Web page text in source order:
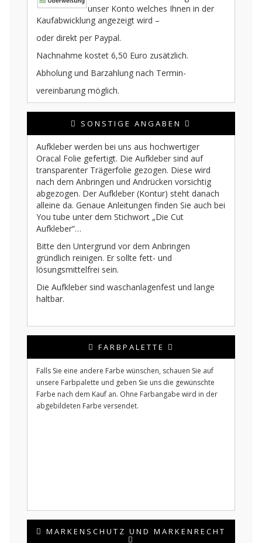
unser Konto welches Ihnen in der
Kaufabwicklung angezeigt wird –
oder direkt per Paypal.
Nachnahme kostet 6,50 Euro zusätzlich.
Abholung und Barzahlung nach Termin-
vereinbarung möglich.
SONSTIGE ANGABEN
Aufkleber werden bei uns aus hochwertiger
Oracal Folie gefertigt. Die Aufkleber sind auf
transparenter Trägerfolie gezogen. Diese wird
nach dem Anbringen und Andrücken vorsichtig
abgezogen. Der Aufkleber (Kontur) steht danach
alleine da. Genaue Anleitungen finden Sie auch bei
You tube unter dem Stichwort „Die Cut
Aufkleber“…
Bitte den Untergrund vor dem Anbringen
gründlich reinigen. Er sollte fett- und
lösungsmittelfrei sein.
Die Aufkleber sind waschanlagenfest und lange
haltbar.
FARBPALETTE
Falls Sie eine andere Farbe wünschen, schauen Sie auf
unsere Farbpalette und geben Sie uns die gewünschte
Farbe nach dem Kauf an. Ohne Farbangabe wird in der
abgebildeten Farbe versendet.
MARKENSCHUTZ UND MARKENRECHT